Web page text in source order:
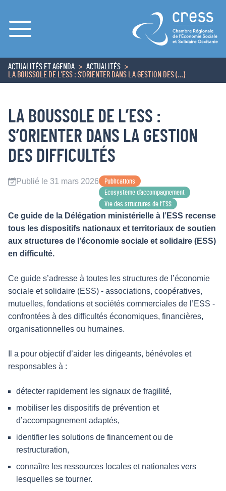
Menu
ACCUEIL
ACTUALITÉS ET AGENDA
ACTUALITÉS
LA BOUSSOLE DE L’ESS : S’ORIENTER DANS LA GESTION DES (…)
LA BOUSSOLE DE L’ESS :
S’ORIENTER DANS LA GESTION
DES DIFFICULTÉS
Publié le 31 mars 2026
Publications
Ecosystème d’accompagnement
Vie des structures de l’ESS
Ce guide de la Délégation ministérielle à l’ESS recense
tous les dispositifs nationaux et territoriaux de soutien
aux structures de l’économie sociale et solidaire (ESS)
en difficulté.
Ce guide s’adresse à toutes les structures de l’économie
sociale et solidaire (ESS) - associations, coopératives,
mutuelles, fondations et sociétés commerciales de l’ESS -
confrontées à des difficultés économiques, financières,
organisationnelles ou humaines.
Il a pour objectif d’aider les dirigeants, bénévoles et
responsables à :
détecter rapidement les signaux de fragilité,
mobiliser les dispositifs de prévention et
d’accompagnement adaptés,
identifier les solutions de financement ou de
restructuration,
connaître les ressources locales et nationales vers
lesquelles se tourner.